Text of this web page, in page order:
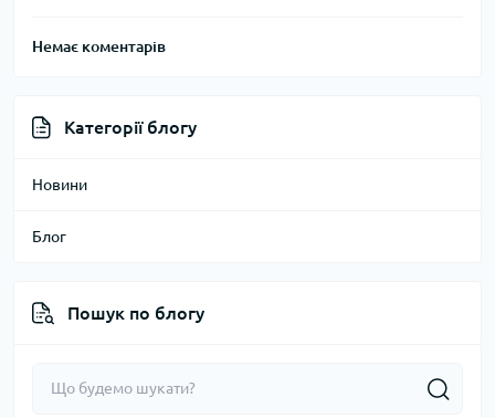
Немає коментарів
Категорії блогу
Новини
Блог
Пошук по блогу